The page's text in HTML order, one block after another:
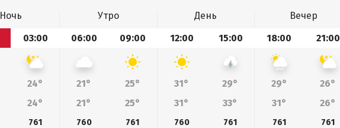
Ночь Утро День
Вечер
03:00 06:00 09:00 12:00 15:00 18:00 21:00
24° 21° 25° 31° 29° 29°
26°
24° 21° 25° 31° 33° 31° 26°
761 760 761 760 761 761
761